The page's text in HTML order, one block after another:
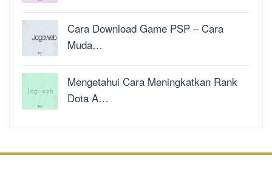
Cara Download Game PSP – Cara
Muda…
Mengetahui Cara Meningkatkan Rank
Dota A…